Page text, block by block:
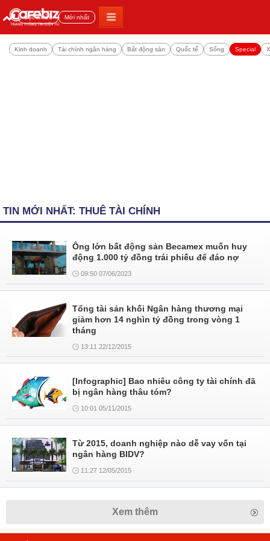
Đọc nhiều Mới nhất
Kinh doanh Tài chính ngân hàng Bất động sản Quốc tế Sống Special
TIN MỚI NHẤT: THUÊ TÀI CHÍNH
Ông lớn bất động sản Becamex muốn huy
động 1.000 tỷ đồng trái phiếu để đáo nợ
09:50 07/06/2023
Tổng tài sản khối Ngân hàng thương mại
giảm hơn 14 nghìn tỷ đồng trong vòng 1
tháng
13:11 22/12/2015
[Infographic] Bao nhiêu công ty tài chính đã
bị ngân hàng thâu tóm?
10:01 05/11/2015
Từ 2015, doanh nghiệp nào dễ vay vốn tại
ngân hàng BIDV?
11:27 12/05/2015
Xem thêm